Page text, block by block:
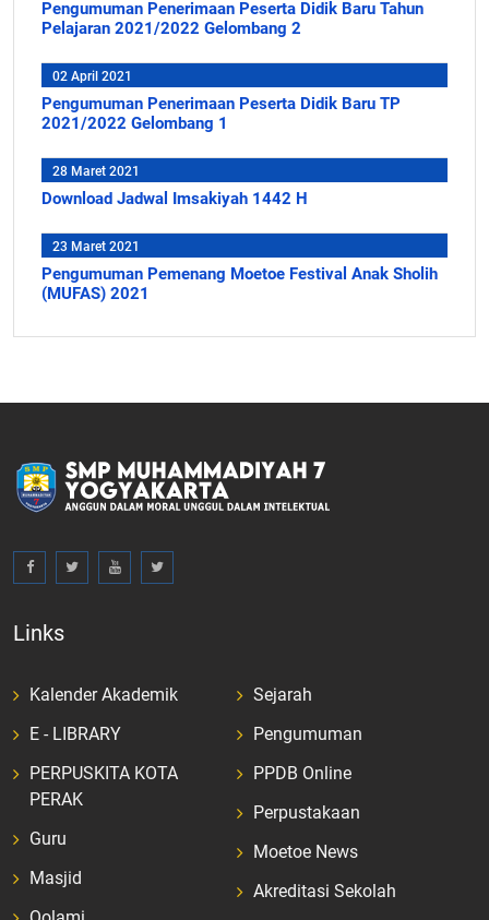
Pengumuman Penerimaan Peserta Didik Baru Tahun
Pelajaran 2021/2022 Gelombang 2
02 April 2021
Pengumuman Penerimaan Peserta Didik Baru TP
2021/2022 Gelombang 1
28 Maret 2021
Download Jadwal Imsakiyah 1442 H
23 Maret 2021
Pengumuman Pemenang Moetoe Festival Anak Sholih
(MUFAS) 2021
Links
Kalender Akademik
E - LIBRARY
PERPUSKITA KOTA
PERAK
Guru
Masjid
Sejarah
Pengumuman
PPDB Online
Perpustakaan
Moetoe News
Akreditasi Sekolah